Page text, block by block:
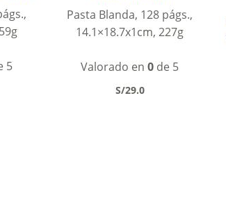
5
Pasta Blanda, 128 págs.,
14.1×18.7x1cm, 227g
Valorado en0 de 5
S/29.0